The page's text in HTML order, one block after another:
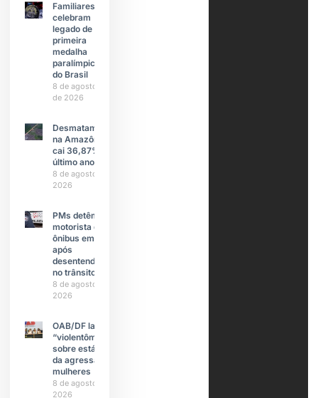
Familiares
celebram
legado de
primeira
medalha
paralímpica
do Brasil
8 de agosto
de 2026
Desmatamento
na Amazônia
cai 36,87% no
último ano
8 de agosto de
2026
PMs detêm
motorista de
ônibus em SP
após
desentendimento
no trânsito
8 de agosto de
2026
OAB/DF lança
“violentômetro”
sobre estágios
da agressão a
mulheres
8 de agosto de
2026